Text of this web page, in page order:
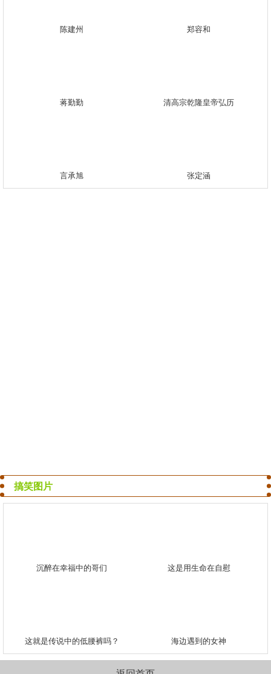
陈建州 郑容和
蒋勤勤 清高宗乾隆皇帝弘历
言承旭 张定涵
搞笑图片
沉醉在幸福中的哥们 这是用生命在自慰
这就是传说中的低腰裤吗？ 海边遇到的女神